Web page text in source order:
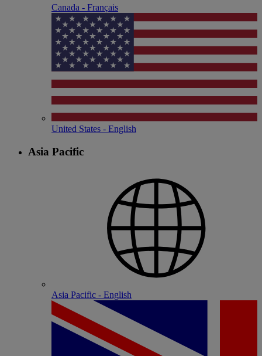
Canada - Français
United States - English
Asia Pacific
Asia Pacific - English